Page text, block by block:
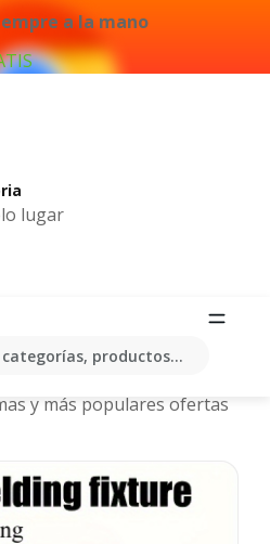
a la mano
lugar
productos...
Folletos y ofertas
y más populares ofertas